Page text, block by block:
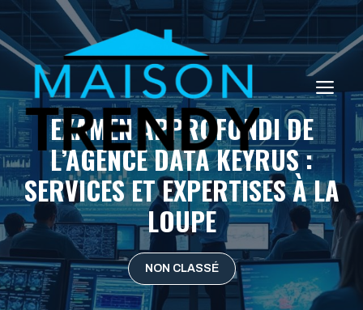
Aller
au
contenu
EXAMEN APPROFONDI DE
L’AGENCE DATA KEYRUS :
SERVICES ET EXPERTISES À LA
LOUPE
NON CLASSÉ